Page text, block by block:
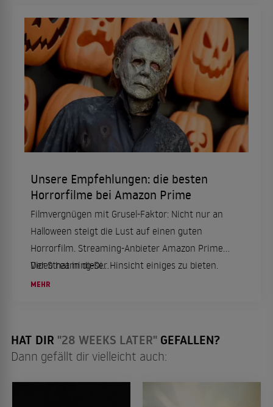
Unsere Empfehlungen: die besten
Horrorfilme bei Amazon Prime
Filmvergnügen mit Grusel-Faktor: Nicht nur an
Halloween steigt die Lust auf einen guten
Horrorfilm. Streaming-Anbieter Amazon Prime
Video hat in dieser Hinsicht einiges zu bieten.
Hier die Tipps aus unserer Redaktion.
Der Streaming-Di...
MEHR
HAT DIR "28 WEEKS LATER" GEFALLEN?
Dann gefällt dir vielleicht auch: